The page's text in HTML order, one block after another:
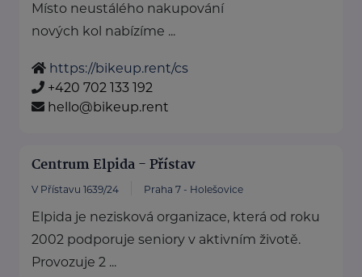
Místo neustálého nakupování
nových kol nabízíme ...
https://bikeup.rent/cs
+420 702 133 192
hello@bikeup.rent
Centrum Elpida - Přístav
V Přístavu 1639/24 Praha 7 - Holešovice
Elpida je nezisková organizace, která od roku
2002 podporuje seniory v aktivním životě.
Provozuje 2 ...